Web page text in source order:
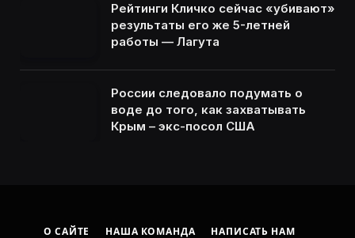
Рейтинги Кличко сейчас «убивают»
результаты его же 5-летней
работы — Лагута
России следовало подумать о
воде до того, как захватывать
Крым – экс-посол США
О САЙТЕ НАША КОМАНДА НАПИСАТЬ НАМ